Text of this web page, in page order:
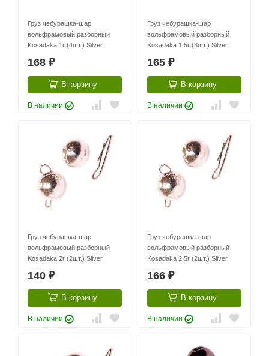
Груз чебурашка-шар
вольфрамовый разборный
Kosadaka 1г (4шт.) Silver
168 ₽
В корзину
В наличии
Груз чебурашка-шар
вольфрамовый разборный
Kosadaka 1.5г (3шт.) Silver
165 ₽
В корзину
В наличии
Груз чебурашка-шар
вольфрамовый разборный
Kosadaka 2г (2шт.) Silver
140 ₽
В корзину
В наличии
Груз чебурашка-шар
вольфрамовый разборный
Kosadaka 2.5г (2шт.) Silver
166 ₽
В корзину
В наличии